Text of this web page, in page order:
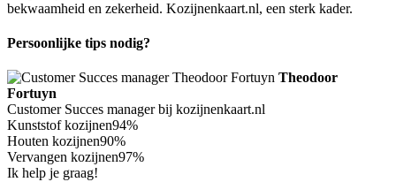
bekwaamheid en zekerheid. Kozijnenkaart.nl, een sterk kader.
Persoonlijke tips nodig?
Theodoor
Fortuyn
Customer Succes manager bij kozijnenkaart.nl
Kunststof kozijnen94%
Houten kozijnen90%
Vervangen kozijnen97%
Ik help je graag!